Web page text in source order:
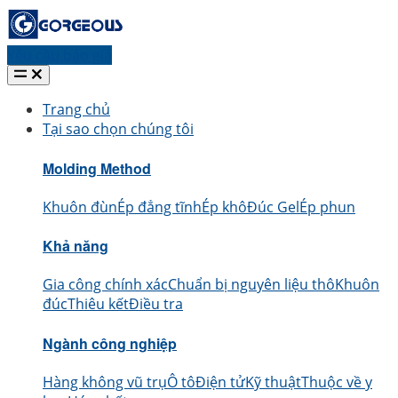
Trang chủ
Tại sao chọn chúng tôi
Molding Method
Khuôn đùnÉp đẳng tĩnhÉp khôĐúc GelÉp phun
Khả năng
Gia công chính xácChuẩn bị nguyên liệu thôKhuôn
đúcThiêu kếtĐiều tra
Ngành công nghiệp
Hàng không vũ trụÔ tôĐiện tửKỹ thuậtThuộc về y